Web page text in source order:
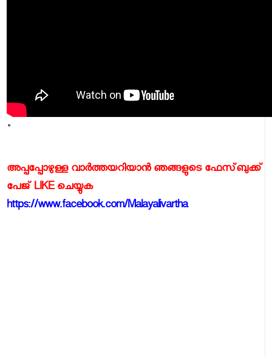
"
അപ്പപ്പോഴുള്ള വാര്‍ത്തയറിയാന്‍ ഞങ്ങളുടെ ഫേസ്‌ബുക്ക്‌
പേജ് LIKE ചെയ്യുക
https://www.facebook.com/Malayalivartha